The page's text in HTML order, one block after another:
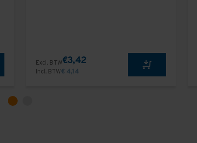
Excl. BTW€3,42
Incl. BTW€ 4,14